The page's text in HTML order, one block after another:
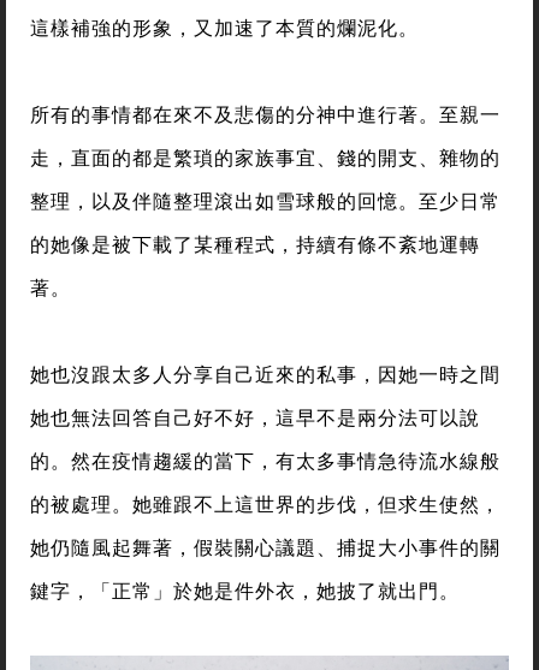
這樣補強的形象，又加速了本質的爛泥化。
所有的事情都在來不及悲傷的分神中進行著。至親一
走，直面的都是繁瑣的家族事宜、錢的開支、雜物的
整理，以及伴隨整理滾出如雪球般的回憶。至少日常
的她像是被下載了某種程式，持續有條不紊地運轉
著。
她也沒跟太多人分享自己近來的私事，因她一時之間
她也無法回答自己好不好，這早不是兩分法可以說
的。然在疫情趨緩的當下，有太多事情急待流水線般
的被處理。她雖跟不上這世界的步伐，但求生使然，
她仍隨風起舞著，假裝關心議題、捕捉大小事件的關
鍵字，「正常」於她是件外衣，她披了就出門。